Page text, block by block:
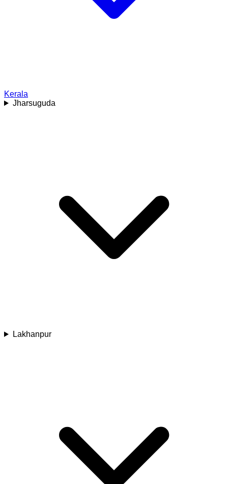
Kerala
Jharsuguda
Lakhanpur